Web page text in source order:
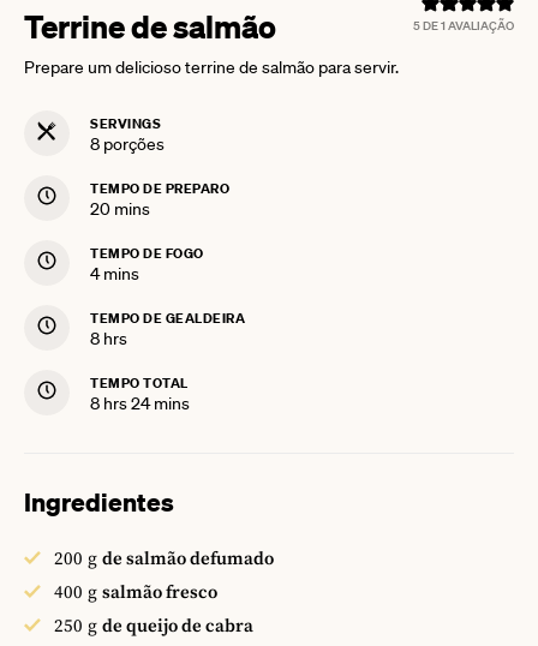
5DE 1 AVALIAÇÃO
Terrine de salmão
Prepare um delicioso terrine de salmão para servir.
SERVINGS
8 porções
TEMPO DE PREPARO
20minutes
mins
TEMPO DE FOGO
4minutes
mins
TEMPO DE GEALDEIRA
8hours
hrs
TEMPO TOTAL
8hours
hrs24minutes
mins
Ingredientes
200 g de salmão defumado
400 g salmão fresco
250 g de queijo de cabra